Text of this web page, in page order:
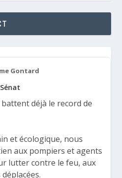
Gontard
déjà le record de
et écologique, nous
aux pompiers et agents
lutter contre le feu, aux